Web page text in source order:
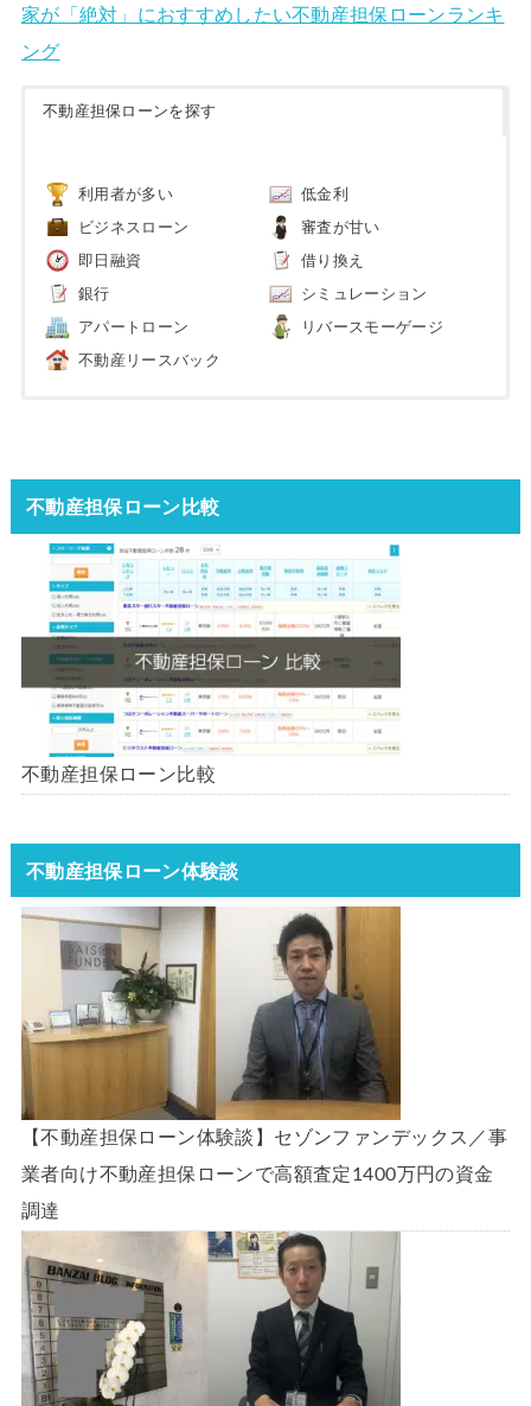
家が「絶対」におすすめしたい不動産担保ローンランキ
ング
不動産担保ローンを探す
利用者が多い 低金利
ビジネスローン 審査が甘い
即日融資 借り換え
銀行 シミュレーション
アパートローン リバースモーゲージ
不動産リースバック
不動産担保ローン比較
不動産担保ローン比較
不動産担保ローン体験談
【不動産担保ローン体験談】セゾンファンデックス／事
業者向け不動産担保ローンで高額査定1400万円の資金
調達